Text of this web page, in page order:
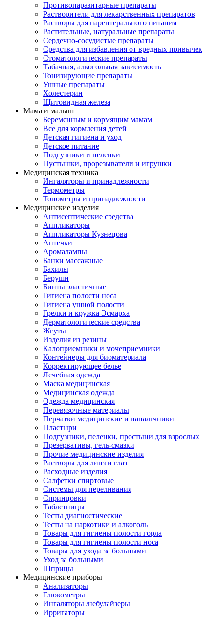
Противопаразитарные препараты
Растворители для лекарственных препаратов
Растворы для парентерального питания
Растительные, натуральные препараты
Сердечно-сосудистые препараты
Средства для избавления от вредных привычек
Стоматологические препараты
Табачная, алкогольная зависимость
Тонизирующие препараты
Ушные препараты
Холестерин
Щитовидная железа
Мама и малыш
Беременным и кормящим мамам
Все для кормления детей
Детская гигиена и уход
Детское питание
Подгузники и пеленки
Пустышки, прорезыватели и игрушки
Медицинская техника
Ингаляторы и принадлежности
Термометры
Тонометры и принадлежности
Медицинские изделия
Антисептические средства
Аппликаторы
Аппликаторы Кузнецова
Аптечки
Аромалампы
Банки массажные
Бахилы
Беруши
Бинты эластичные
Гигиена полости носа
Гигиена ушной полости
Грелки и кружка Эсмарха
Дерматологические средства
Жгуты
Изделия из резины
Калоприемники и мочеприемники
Контейнеры для биоматериала
Корректирующее белье
Лечебная одежда
Маска медицинская
Медицинская одежда
Одежда медицинская
Перевязочные материалы
Перчатки медицинские и напальчники
Пластыри
Подгузники, пеленки, простыни для взрослых
Презервативы, гель-смазки
Прочие медицинские изделия
Растворы для линз и глаз
Расходные изделия
Салфетки спиртовые
Системы для переливания
Спринцовки
Таблетницы
Тесты диагностические
Тесты на наркотики и алкоголь
Товары для гигиены полости горла
Товары для гигиены полости носа
Товары для ухода за больными
Уход за больными
Шприцы
Медицинские приборы
Анализаторы
Глюкометры
Ингаляторы /небулайзеры
Ирригаторы